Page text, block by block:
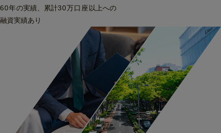
60年の実績、累計30万口座 以上への
融資実績あり